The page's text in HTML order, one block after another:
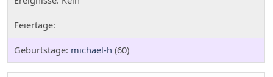
michael-h (60)